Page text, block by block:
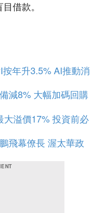
借款。
年升3.5% AI推動消
減8% 大幅加碼回購
溢價17% 投資前必
飛幕僚長 渥太華政